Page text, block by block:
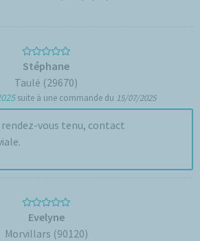
Stéphane
Taulé (29670)
suite à une commande du 15/07/2025
vous tenu, contact
Evelyne
Morvillars (90120)